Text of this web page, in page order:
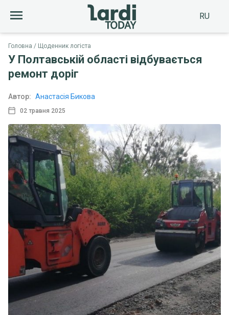
RU
Головна Щоденник логіста
У Полтавській області відбувається
ремонт доріг
02 травня 2025
Автор: Анастасія Бикова